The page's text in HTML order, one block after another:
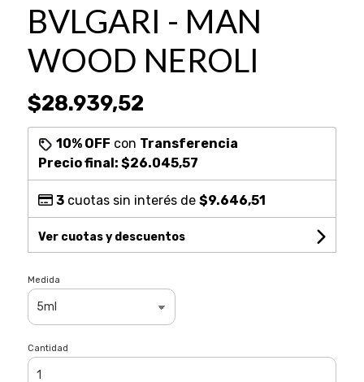
BVLGARI - MAN
WOOD NEROLI
$28.939,52
10% OFF con Transferencia
Precio final: $26.045,57
3cuotas sin interés de $9.646,51
Ver cuotas y descuentos
Medida
Cantidad